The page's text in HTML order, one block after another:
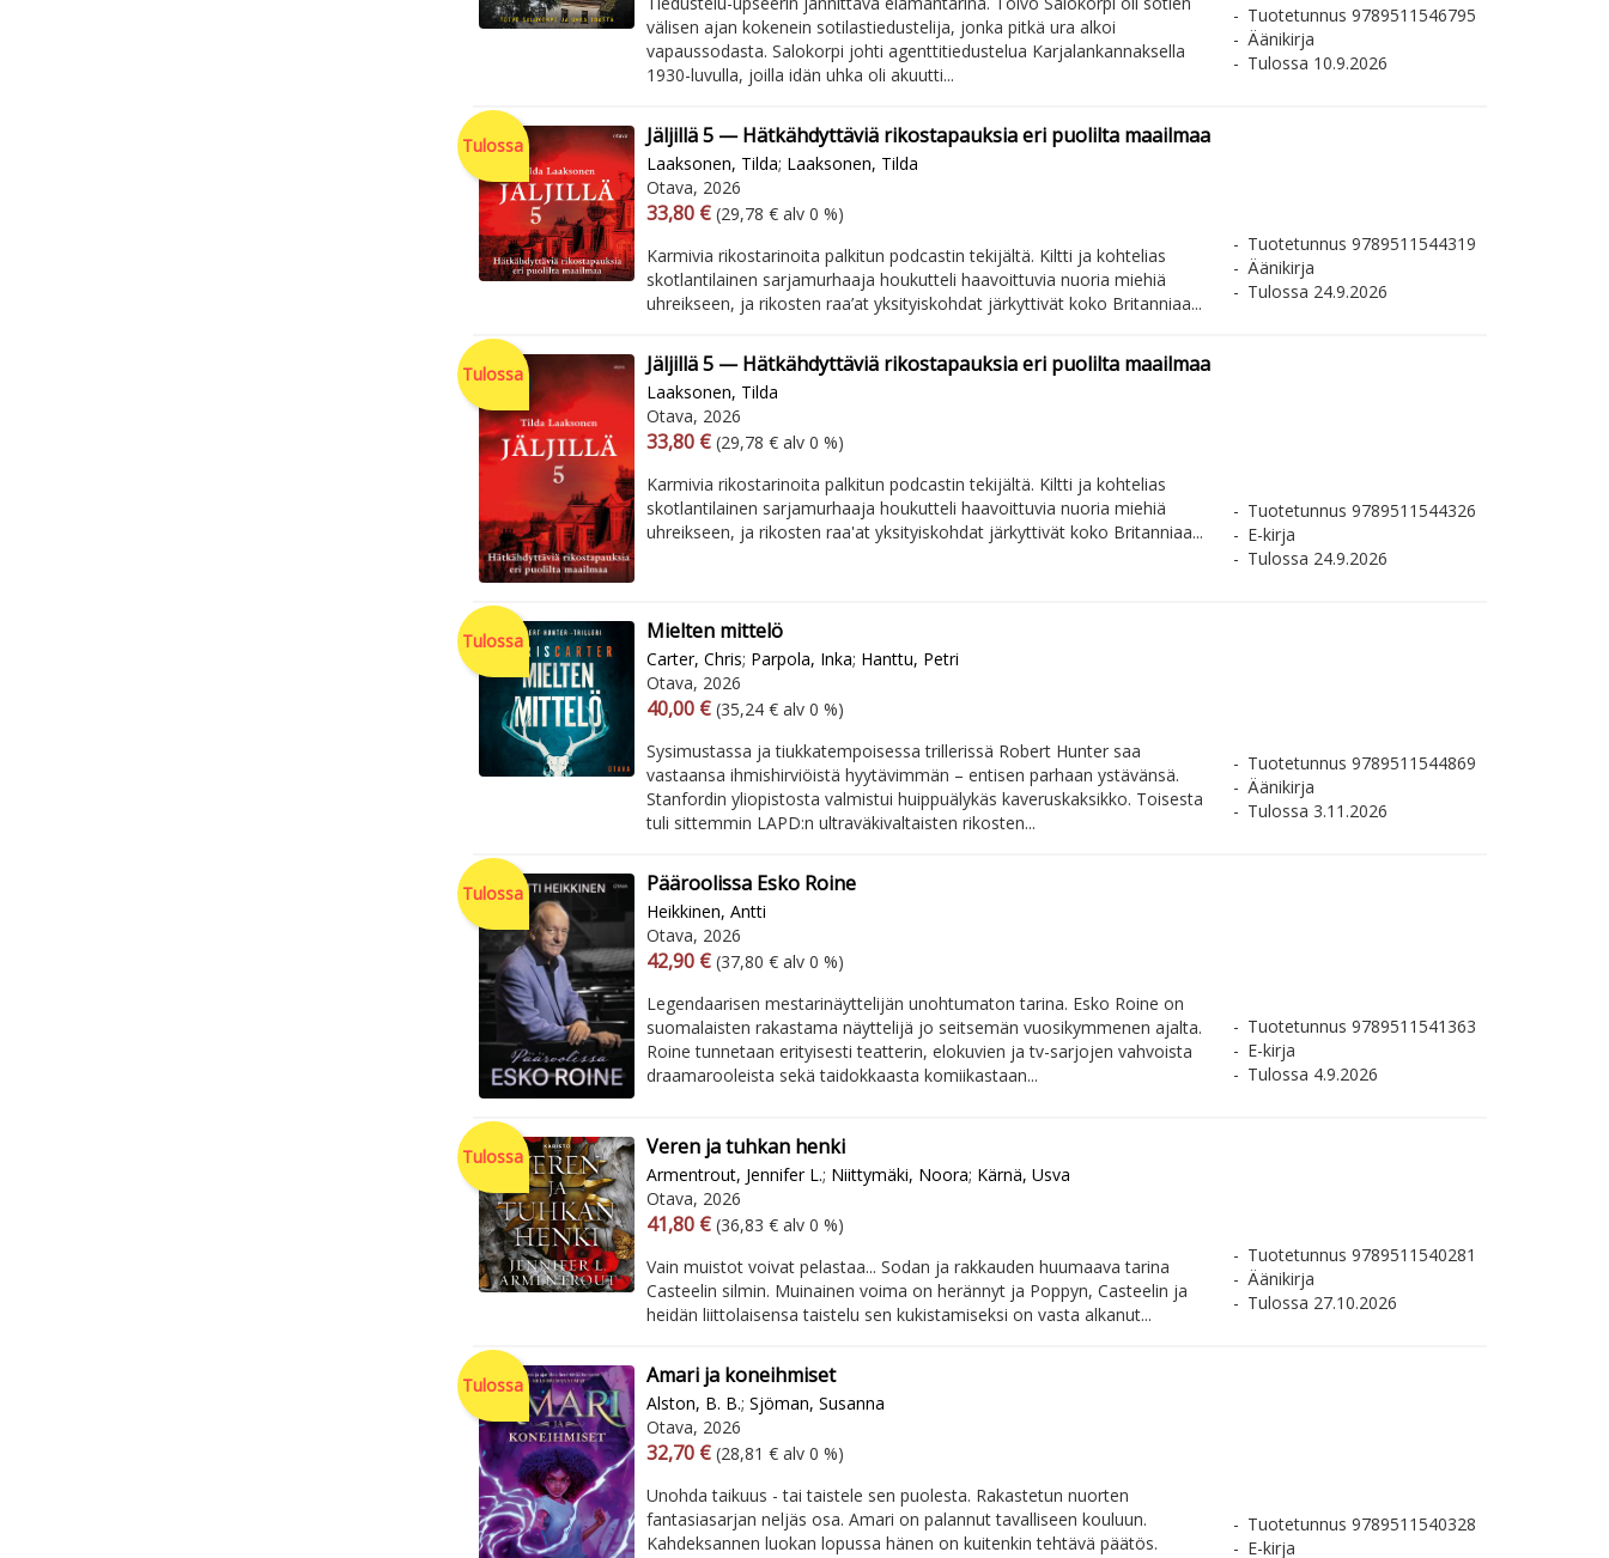
välisen ajan kokenein sotilastiedustelija, jonka pitkä ura alkoi
vapaussodasta. Salokorpi johti agenttitiedustelua Karjalankannaksella
1930-luvulla, joilla idän uhka oli akuutti...
Tuotetunnus 9789511546795
Äänikirja
Tulossa 10.9.2026
Tulossa Jäljillä 5 — Hätkähdyttäviä rikostapauksia eri puolilta maailmaa
Laaksonen, Tilda; Laaksonen, Tilda
Otava, 2026
Arvonlisäverollinen hinta
33,80 € Arvonlisäveroton hinta
(29,78 € alv 0 %)
Karmivia rikostarinoita palkitun podcastin tekijältä. Kiltti ja kohtelias
skotlantilainen sarjamurhaaja houkutteli haavoittuvia nuoria miehiä
uhreikseen, ja rikosten raa’at yksityiskohdat järkyttivät koko Britanniaa...
Tuotetunnus 9789511544319
Äänikirja
Tulossa 24.9.2026
Tulossa Jäljillä 5 — Hätkähdyttäviä rikostapauksia eri puolilta maailmaa
Laaksonen, Tilda
Otava, 2026
Arvonlisäverollinen hinta
33,80 € Arvonlisäveroton hinta
(29,78 € alv 0 %)
Karmivia rikostarinoita palkitun podcastin tekijältä. Kiltti ja kohtelias
skotlantilainen sarjamurhaaja houkutteli haavoittuvia nuoria miehiä
uhreikseen, ja rikosten raa'at yksityiskohdat järkyttivät koko Britanniaa...
Tuotetunnus 9789511544326
E-kirja
Tulossa 24.9.2026
Tulossa Mielten mittelö
Carter, Chris; Parpola, Inka; Hanttu, Petri
Otava, 2026
Arvonlisäverollinen hinta
40,00 € Arvonlisäveroton hinta
(35,24 € alv 0 %)
Sysimustassa ja tiukkatempoisessa trillerissä Robert Hunter saa
vastaansa ihmishirviöistä hyytävimmän – entisen parhaan ystävänsä.
Stanfordin yliopistosta valmistui huippuälykäs kaveruskaksikko. Toisesta
tuli sittemmin LAPD:n ultraväkivaltaisten rikosten...
Tuotetunnus 9789511544869
Äänikirja
Tulossa 3.11.2026
Tulossa Pääroolissa Esko Roine
Heikkinen, Antti
Otava, 2026
Arvonlisäverollinen hinta
42,90 € Arvonlisäveroton hinta
(37,80 € alv 0 %)
Legendaarisen mestarinäyttelijän unohtumaton tarina. Esko Roine on
suomalaisten rakastama näyttelijä jo seitsemän vuosikymmenen ajalta.
Roine tunnetaan erityisesti teatterin, elokuvien ja tv-sarjojen vahvoista
draamarooleista sekä taidokkaasta komiikastaan...
Tuotetunnus 9789511541363
E-kirja
Tulossa 4.9.2026
Tulossa Veren ja tuhkan henki
Armentrout, Jennifer L.; Niittymäki, Noora; Kärnä, Usva
Otava, 2026
Arvonlisäverollinen hinta
41,80 € Arvonlisäveroton hinta
(36,83 € alv 0 %)
Vain muistot voivat pelastaa... Sodan ja rakkauden huumaava tarina
Casteelin silmin. Muinainen voima on herännyt ja Poppyn, Casteelin ja
heidän liittolaisensa taistelu sen kukistamiseksi on vasta alkanut...
Tuotetunnus 9789511540281
Äänikirja
Tulossa 27.10.2026
Tulossa Amari ja koneihmiset
Alston, B. B.; Sjöman, Susanna
Otava, 2026
Arvonlisäverollinen hinta
32,70 € Arvonlisäveroton hinta
(28,81 € alv 0 %)
Unohda taikuus - tai taistele sen puolesta. Rakastetun nuorten
fantasiasarjan neljäs osa. Amari on palannut tavalliseen kouluun.
Kahdeksannen luokan lopussa hänen on kuitenkin tehtävä päätös.
Tuotetunnus 9789511540328
E-kirja